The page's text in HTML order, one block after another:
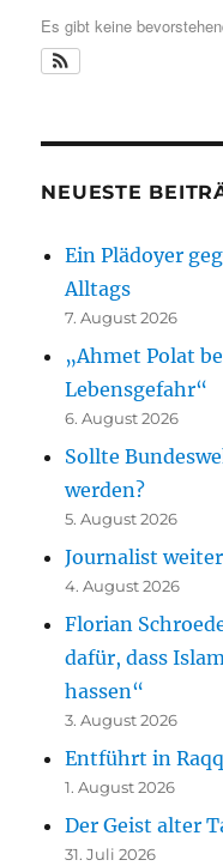
Es gibt keine
NEUESTE
Ein Plädoyer
Alltags
7. August 2026
„Ahmet Polat
Lebensgefahr“
6. August 2026
Sollte
werden?
5. August 2026
Journalist
4. August 2026
Florian
dafür, dass
hassen“
3. August 2026
Entführt in
1. August 2026
Der Geist alter
31. Juli 2026